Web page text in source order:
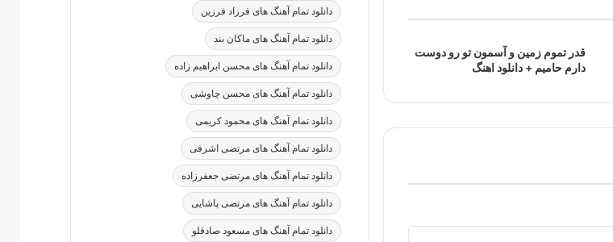
قدر تموم زمین و آسمون تو رو دوست
دارم حامیم + دانلود اهنگ
دانلود تمام آهنگ های فرزاد فرزین
دانلود تمام آهنگ های ماکان بند
دانلود تمام آهنگ های محسن ابراهیم زاده
دانلود تمام آهنگ های محسن چاوشی
دانلود تمام آهنگ های محمود کریمی
دانلود تمام آهنگ های مرتضی اشرفی
دانلود تمام آهنگ های مرتضی جعفرزاده
دانلود تمام آهنگ های مرتضی پاشایی
دانلود تمام آهنگ های مسعود صادقلو